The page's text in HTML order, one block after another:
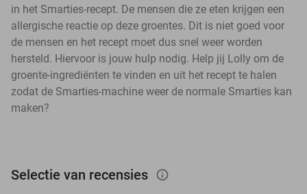
in het Smarties-recept. De mensen die ze eten krijgen een
allergische reactie op deze groentes. Dit is niet goed voor
de mensen en het recept moet dus snel weer worden
hersteld. Hiervoor is jouw hulp nodig. Help jij Lolly om de
groente-ingrediënten te vinden en uit het recept te halen
zodat de Smarties-machine weer de normale Smarties kan
maken?
Selectie van recensies info_outlined